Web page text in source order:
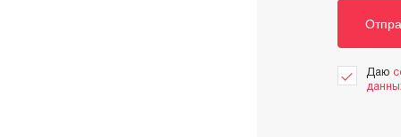
Даю